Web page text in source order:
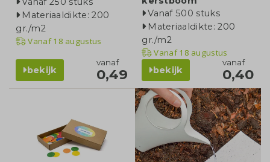
Materiaaldikte: 200
gr./m2
Vanaf18 augustus
bekijk
vanaf
0,49
Vanaf 500 stuks
Materiaaldikte: 200
gr./m2
Vanaf18 augustus
bekijk
vanaf
0,40